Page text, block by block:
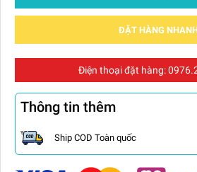
ĐẶT HÀNG
Điện thoại đặt hàng:
Thông tin thêm
Ship COD Toàn quốc